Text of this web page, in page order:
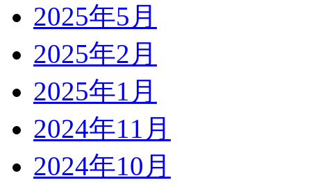
2025年5月
2025年2月
2025年1月
2024年11月
2024年10月